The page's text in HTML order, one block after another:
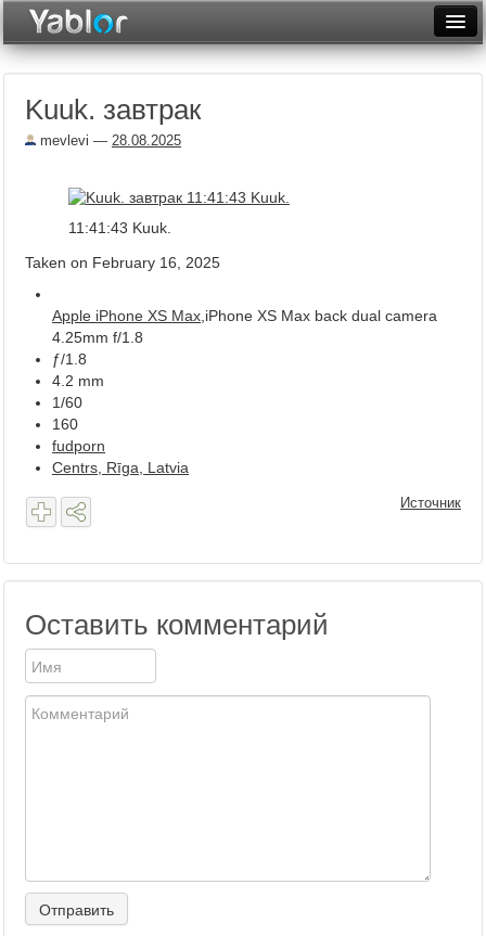
Рейтинги
Видеотоп
Kuuk. завтрак
mevlevi — 28.08.2025
11:41:43 Kuuk.
Taken on February 16, 2025
Apple iPhone XS Max ,iPhone XS Max back dual camera
4.25mm f/1.8
ƒ/1.8
4.2 mm
1/60
160
fudporn
Centrs, Rīga, Latvia
Источник
Оставить комментарий